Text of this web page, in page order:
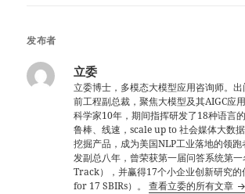
发布者
立委
立委博士，多模态大模型应用咨询师。
前工程副总裁，聚焦大模型及其AIGC应
科学家10年，期间指挥研发了18种语言
鲁棒、线速，scale up to 社会媒体大数
挖掘产品，成为美国NLP工业落地的领
发副总八年，曾荣获第一届问答系统第一
Track），并赢得17个小企业创新研究的
for 17 SBIRs）。查看立委的所有文章